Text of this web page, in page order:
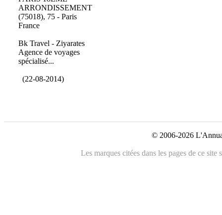
ARRONDISSEMENT
(75018), 75 - Paris
France
Bk Travel - Ziyarates
Agence de voyages
spécialisé...
(22-08-2014)
© 2006-2026
Les marques citées dans les pages de ce